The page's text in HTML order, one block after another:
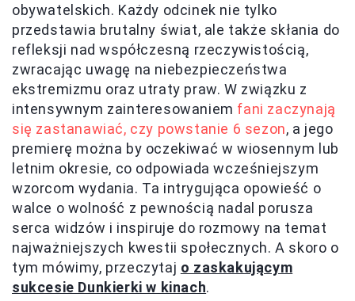
obywatelskich. Każdy odcinek nie tylko
przedstawia brutalny świat, ale także skłania do
refleksji nad współczesną rzeczywistością,
zwracając uwagę na niebezpieczeństwa
ekstremizmu oraz utraty praw. W związku z
intensywnym zainteresowaniem fani zaczynają
się zastanawiać, czy powstanie 6 sezon, a jego
premierę można by oczekiwać w wiosennym lub
letnim okresie, co odpowiada wcześniejszym
wzorcom wydania. Ta intrygująca opowieść o
walce o wolność z pewnością nadal porusza
serca widzów i inspiruje do rozmowy na temat
najważniejszych kwestii społecznych. A skoro o
tym mówimy, przeczytaj o zaskakującym
sukcesie Dunkierki w kinach.